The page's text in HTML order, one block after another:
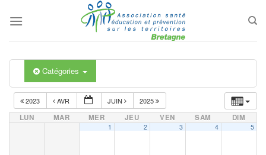
au
Catégories
2023 AVR JUIN 2025
LUN MAR MER JEU VEN SAM DIM
1 2 3 4 5